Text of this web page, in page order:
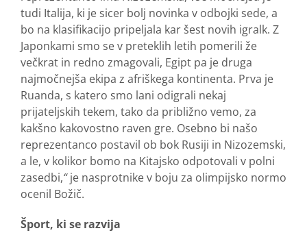
tudi Italija, ki je sicer bolj novinka v odbojki sede, a
bo na klasifikacijo pripeljala kar šest novih igralk. Z
Japonkami smo se v preteklih letih pomerili že
večkrat in redno zmagovali, Egipt pa je druga
najmočnejša ekipa z afriškega kontinenta. Prva je
Ruanda, s katero smo lani odigrali nekaj
prijateljskih tekem, tako da približno vemo, za
kakšno kakovostno raven gre. Osebno bi našo
reprezentanco postavil ob bok Rusiji in Nizozemski,
a le, v kolikor bomo na Kitajsko odpotovali v polni
zasedbi,“je nasprotnike v boju za olimpijsko normo
ocenil Božič.
Šport, ki se razvija